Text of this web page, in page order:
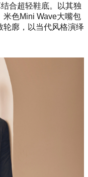
合超轻鞋底。以其独
米色Mini Wave大嘴包
轮廓，以当代风格演绎